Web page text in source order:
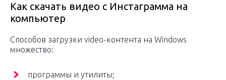
Как скачать видео с Инстаграмма на
компьютер
Способов загрузки video-контента на Windows
множество:
программы и утилиты;